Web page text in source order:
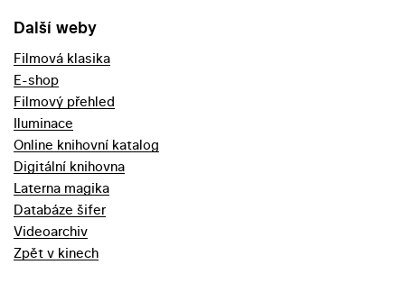
Další weby
Filmová klasika
E-shop
Filmový přehled
Iluminace
Online knihovní katalog
Digitální knihovna
Laterna magika
Databáze šifer
Videoarchiv
Zpět v kinech